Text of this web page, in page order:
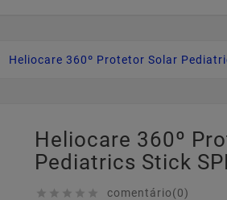
Heliocare 360º Protetor Solar
Heliocare 360º
Pediatrics Stick
     comentário(0)